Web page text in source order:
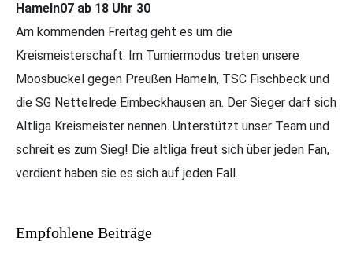
Hameln07 ab 18 Uhr 30
Am kommenden Freitag geht es um die
Kreismeisterschaft. Im Turniermodus treten unsere
Moosbuckel gegen Preußen Hameln, TSC Fischbeck und
die SG Nettelrede Eimbeckhausen an. Der Sieger darf sich
Altliga Kreismeister nennen. Unterstützt unser Team und
schreit es zum Sieg! Die altliga freut sich über jeden Fan,
verdient haben sie es sich auf jeden Fall.
Empfohlene Beiträge